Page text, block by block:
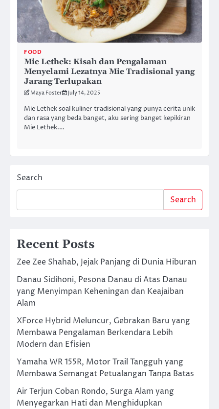
FOOD
Mie Lethek: Kisah dan Pengalaman
Menyelami Lezatnya Mie Tradisional yang
Jarang Terlupakan
Maya Foster July 14, 2025
Mie Lethek soal kuliner tradisional yang punya cerita unik
dan rasa yang beda banget, aku sering banget kepikiran
Mie Lethek.…
Search
Search
Recent Posts
Zee Zee Shahab, Jejak Panjang di Dunia Hiburan
Danau Sidihoni, Pesona Danau di Atas Danau
yang Menyimpan Keheningan dan Keajaiban
Alam
XForce Hybrid Meluncur, Gebrakan Baru yang
Membawa Pengalaman Berkendara Lebih
Modern dan Efisien
Yamaha WR 155R, Motor Trail Tangguh yang
Membawa Semangat Petualangan Tanpa Batas
Air Terjun Coban Rondo, Surga Alam yang
Menyegarkan Hati dan Menghidupkan